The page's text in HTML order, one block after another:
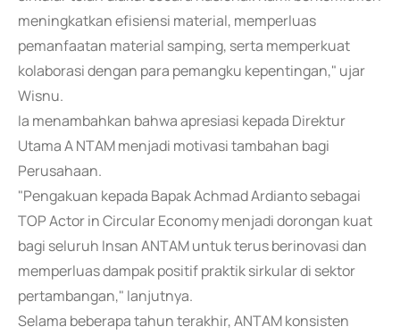
meningkatkan efisiensi material, memperluas
pemanfaatan material samping, serta memperkuat
kolaborasi dengan para pemangku kepentingan," ujar
Wisnu.
Ia menambahkan bahwa apresiasi kepada Direktur
Utama A NTAM menjadi motivasi tambahan bagi
Perusahaan.
"Pengakuan kepada Bapak Achmad Ardianto sebagai
TOP Actor in Circular Economy menjadi dorongan kuat
bagi seluruh Insan ANTAM untuk terus berinovasi dan
memperluas dampak positif praktik sirkular di sektor
pertambangan," lanjutnya.
Selama beberapa tahun terakhir, ANTAM konsisten